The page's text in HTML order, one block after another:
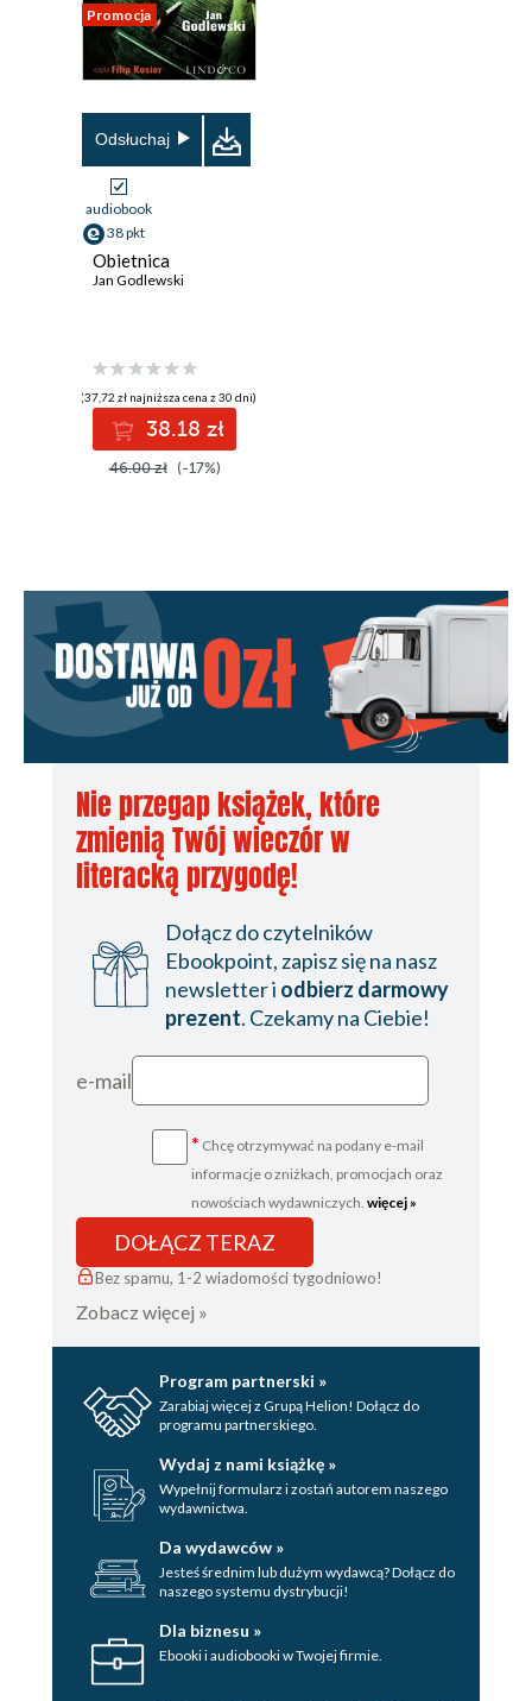
Promocja
Odsłuchaj
audiobook
38 pkt
Obietnica
Jan Godlewski
(37,72 zł najniższa cena z 30 dni)
38.18 zł
46.00 zł (-17%)
Nie przegap książek, które
zmienią Twój wieczór w
literacką przygodę!
Dołącz do czytelników
Ebookpoint, zapisz się na nasz
newsletter i odbierz darmowy
prezent. Czekamy na Ciebie!
e-mail
* Chcę otrzymywać na podany e-mail
informacje o zniżkach, promocjach oraz
nowościach wydawniczych. więcej »
DOŁĄCZ TERAZ
Bez spamu, 1-2 wiadomości tygodniowo!
Zobacz więcej »
Program partnerski »
Zarabiaj więcej z Grupą Helion! Dołącz do
programu partnerskiego.
Wydaj z nami książkę »
Wypełnij formularz i zostań autorem naszego
wydawnictwa.
Da wydawców »
Jesteś średnim lub dużym wydawcą? Dołącz do
naszego systemu dystrybucji!
Dla biznesu »
Ebooki i audiobooki w Twojej firmie.